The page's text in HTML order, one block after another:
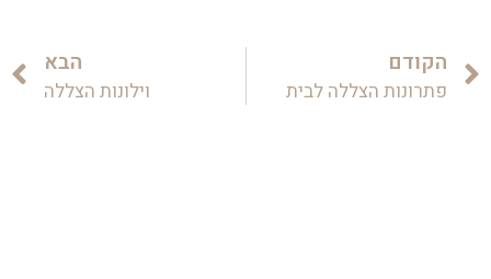
הקודם
פתרונות הצללה לבית
הבא
וילונות הצללה